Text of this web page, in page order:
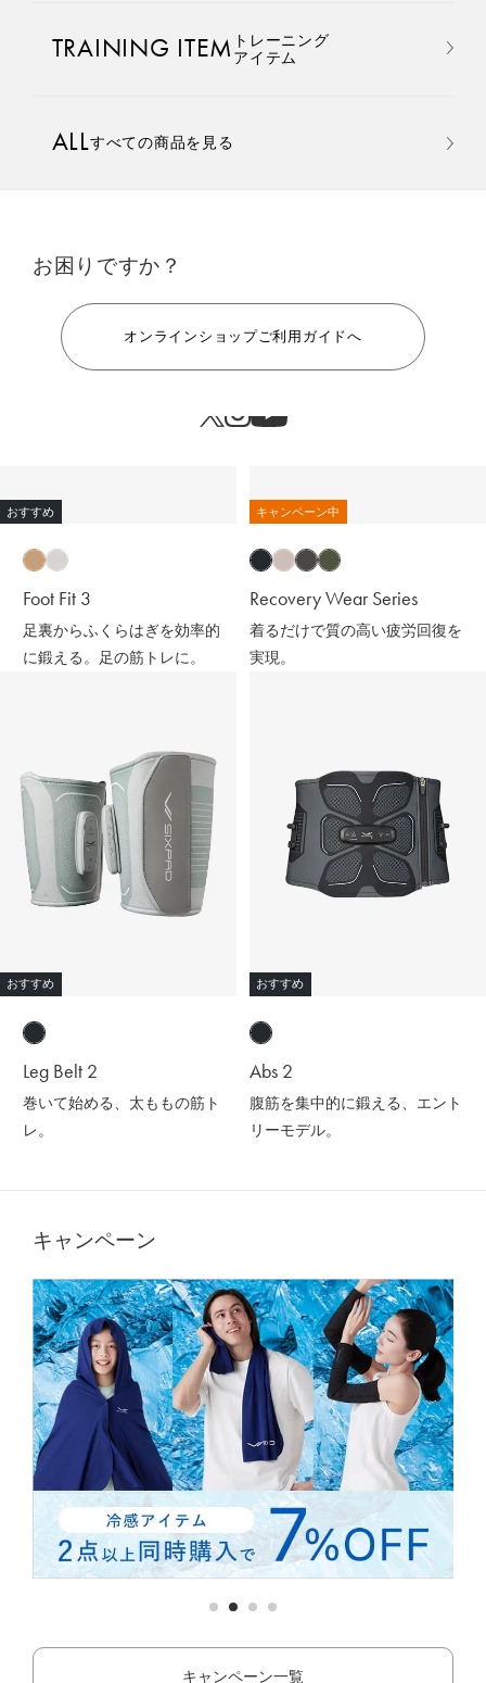
LARGE ORDER⼤⼝注⽂窓⼝
MULTI EMS
TRAINING ITEM トレーニング
アイテム
ALLすべての商品を見る
お困りですか？
オンラインショップご利用ガイドへ
手軽に、パワフルに、進化。
おすすめ
Foot Fit 3
足裏からふくらはぎを効率的
に鍛える。足の筋トレに。
キャンペーン中
Recovery Wear Series
着るだけで質の高い疲労回復を
実現。
おすすめ
Leg Belt 2
巻いて始める、太ももの筋ト
レ。
おすすめ
Abs 2
腹筋を集中的に鍛える、エント
リーモデル。
キャンペーン
キャンペーン一覧